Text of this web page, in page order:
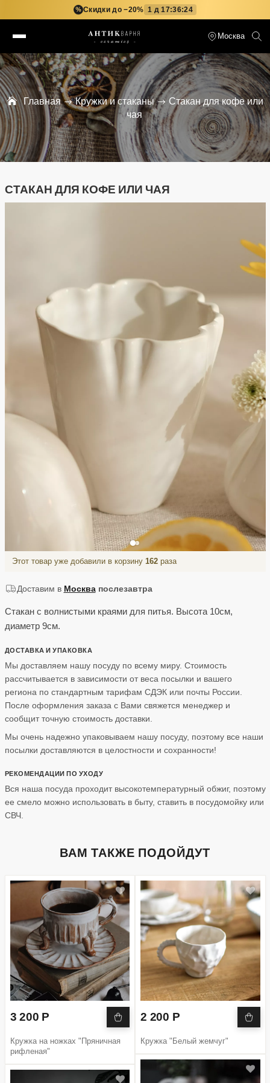
% Скидки до −20% 1 д 17:36:24
Москва
Главная Кружки и стаканы
Стакан для кофе или
чая
СТАКАН ДЛЯ КОФЕ ИЛИ ЧАЯ
Этот товар уже добавили в корзину 162раза
Доставим в Москва послезавтра
Стакан с волнистыми краями для питья. Высота 10см,
диаметр 9см.
ДОСТАВКА И УПАКОВКА
Мы доставляем нашу посуду по всему миру. Стоимость
рассчитывается в зависимости от веса посылки и вашего
региона по стандартным тарифам СДЭК или почты России.
После оформления заказа с Вами свяжется менеджер и
сообщит точную стоимость доставки.
Мы очень надежно упаковываем нашу посуду, поэтому все наши
посылки доставляются в целостности и сохранности!
РЕКОМЕНДАЦИИ ПО УХОДУ
Вся наша посуда проходит высокотемпературный обжиг, поэтому
ее смело можно использовать в быту, ставить в посудомойку или
СВЧ.
ВАМ ТАКЖЕ ПОДОЙДУТ
3 200 Р
Кружка на ножках "Пряничная
рифленая"
2 200 Р
Кружка "Белый жемчуг"